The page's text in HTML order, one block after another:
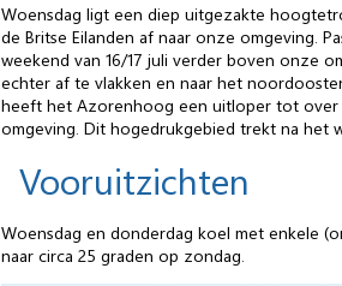
Woensdag ligt een diep uitgezakte
de Britse Eilanden af naar onze omgeving.
weekend van 16/17 juli verder boven onze
echter af te vlakken en naar het
heeft het Azorenhoog een uitloper tot over
omgeving. Dit hogedrukgebied trekt na het
Vooruitzichten
Woensdag en donderdag koel met enkele
naar circa 25 graden op zondag.